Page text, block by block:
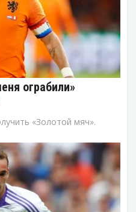
ограбили»
«Золотой мяч».